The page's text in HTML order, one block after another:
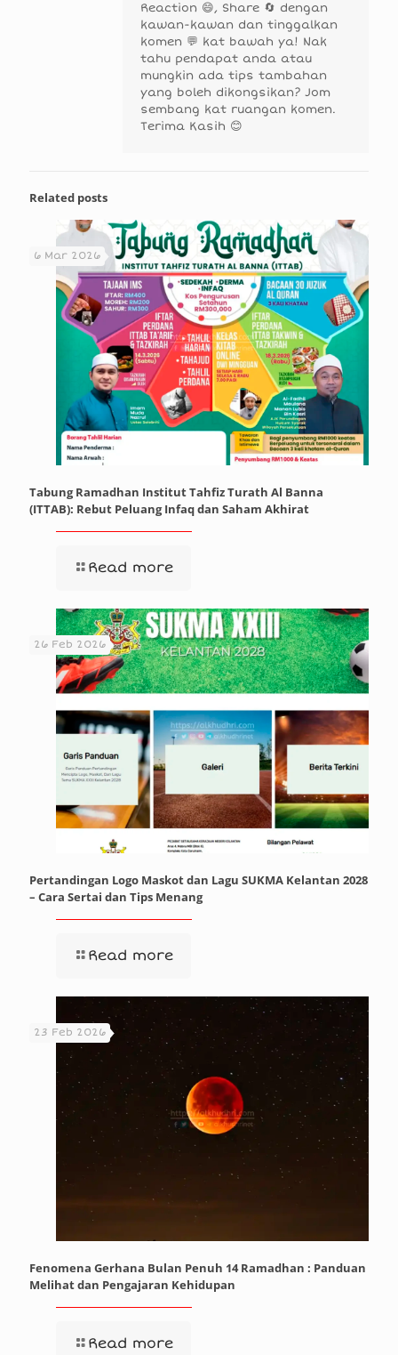
Reaction 😄, Share 🔄 dengan
kawan-kawan dan tinggalkan
komen 💬 kat bawah ya! Nak
tahu pendapat anda atau
mungkin ada tips tambahan
yang boleh dikongsikan? Jom
sembang kat ruangan komen.
Terima Kasih 😊
Related posts
6 Mar 2026
Tabung Ramadhan Institut Tahfiz Turath Al Banna
(ITTAB): Rebut Peluang Infaq dan Saham Akhirat
Read more
26 Feb 2026
Pertandingan Logo Maskot dan Lagu SUKMA Kelantan 2028
– Cara Sertai dan Tips Menang
Read more
23 Feb 2026
Fenomena Gerhana Bulan Penuh 14 Ramadhan : Panduan
Melihat dan Pengajaran Kehidupan
Read more